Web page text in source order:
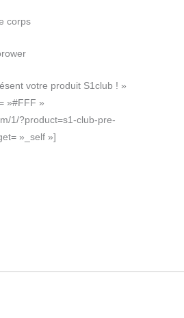
corps
votre produit S1club ! »
»#FFF »
1/?product=s1-club-pre-
»_self »]